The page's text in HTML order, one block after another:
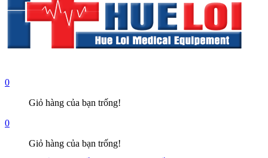
0
Giỏ hàng của bạn trống!
0
Giỏ hàng của bạn trống!